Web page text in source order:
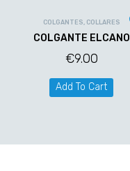
COLGANTES, COLLARES
COLGANTE ELCANO
€9.00
Add To Cart